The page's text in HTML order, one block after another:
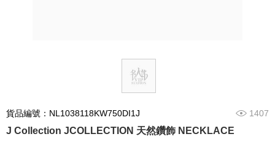
貨品編號：NL1038118KW750DI1J 1407
J Collection JCOLLECTION 天然鑽飾 NECKLACE